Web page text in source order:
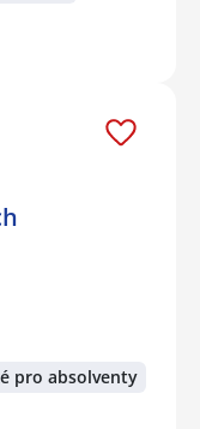
pro absolventy